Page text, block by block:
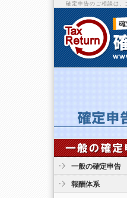
確定申告のご相談は
一般の確定申告
報酬体系